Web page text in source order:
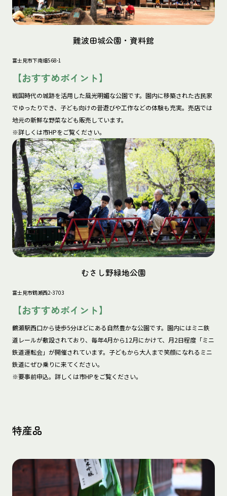
難波田城公園・資料館
富士見市下南畑568-1
【おすすめポイント】
戦国時代の城跡を活用した風光明媚な公園です。園内に移築された古民家
でゆったりでき、子ども向けの昔遊びや工作などの体験も充実。売店では
地元の新鮮な野菜なども販売しています。
※詳しくは市HPをご覧ください。
むさし野緑地公園
富士見市鶴瀬西2-3703
【おすすめポイント】
鶴瀬駅西口から徒歩5分ほどにある自然豊かな公園です。園内にはミニ鉄
道レールが敷設されており、毎年4月から12月にかけて、月2日程度「ミニ
鉄道運転会」が開催されています。子どもから大人まで笑顔になれるミニ
鉄道にぜひ乗りに来てください。
※要事前申込。詳しくは市HPをご覧ください。
特産品